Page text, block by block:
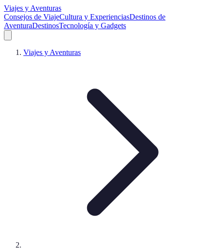
Viajes y Aventuras
Consejos de ViajeCultura y ExperienciasDestinos de
AventuraDestinosTecnología y Gadgets
Viajes y Aventuras